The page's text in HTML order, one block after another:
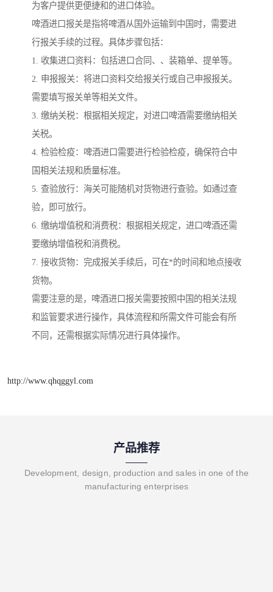
为客户提供更便捷和的进口体验。
啤酒进口报关是指将啤酒从国外运输到中国时，需要进
行报关手续的过程。具体步骤包括：
1. 收集进口资料：包括进口合同、、装箱单、提单等。
2. 申报报关：将进口资料交给报关行或自己申报报关。
需要填写报关单等相关文件。
3. 缴纳关税：根据相关规定，对进口啤酒需要缴纳相关
关税。
4. 检验检疫：啤酒进口需要进行检验检疫，确保符合中
国相关法规和质量标准。
5. 查验放行：海关可能随机对货物进行查验。如通过查
验，即可放行。
6. 缴纳增值税和消费税：根据相关规定，进口啤酒还需
要缴纳增值税和消费税。
7. 接收货物：完成报关手续后，可在*的时间和地点接收
货物。
需要注意的是，啤酒进口报关需要按照中国的相关法规
和监管要求进行操作，具体流程和所需文件可能会有所
不同，还需根据实际情况进行具体操作。
http://www.qhqggyl.com
产品推荐
Development, design, production and sales in one of the
manufacturing enterprises